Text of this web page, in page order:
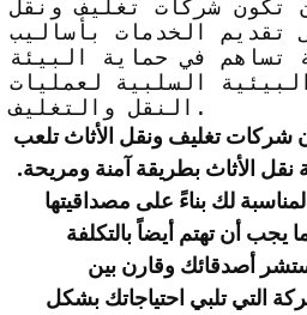
تكون شركات تغليف ونقل
تقديم الخدمات بأساليب
تساهم في حماية البيئة
السلبية لعمليات
النقل والتغليف.
شركات تغليف ونقل الأثاث تلعب
الأثاث بطريقة آمنة ومريحة.
لك بناءً على مصداقيتها
يجب أن تهتم أيضاً بالتكلفة
أصدقائك وقارن بين
التي تلبي احتياجاتك بشكل